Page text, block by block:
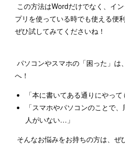
この方法はWordだけでなく、イ
プリを使っている時でも使える便
ぜひ試してみてくださいね！
パソコンやスマホの「困った」は
へ！
「本に書いてある通りにやっ
「スマホやパソコンのことで
人がいない…」
そんなお悩みをお持ちの方は、ぜ